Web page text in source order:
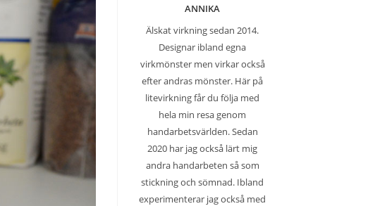
ANNIKA
Älskat virkning sedan 2014.
Designar ibland egna
virkmönster men virkar också
efter andras mönster. Här på
litevirkning får du följa med
hela min resa genom
handarbetsvärlden. Sedan
2020 har jag också lärt mig
andra handarbeten så som
stickning och sömnad. Ibland
experimenterar jag också med